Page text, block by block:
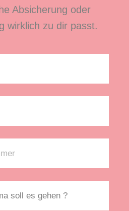
Absicherung oder
wirklich zu dir passt.